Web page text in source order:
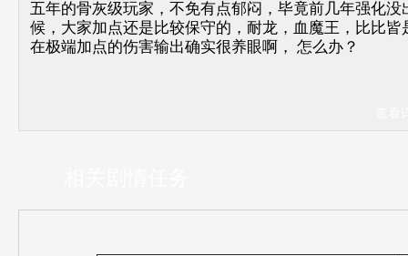
五年的骨灰级玩家，不免有点郁闷，毕竟前几年强化没
候，大家加点还是比较保守的，耐龙，血魔王，比比皆
在极端加点的伤害输出确实很养眼啊， 怎么办？